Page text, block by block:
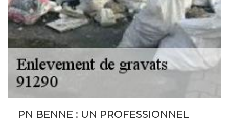
PN BENNE : UN PROFESSIONNEL